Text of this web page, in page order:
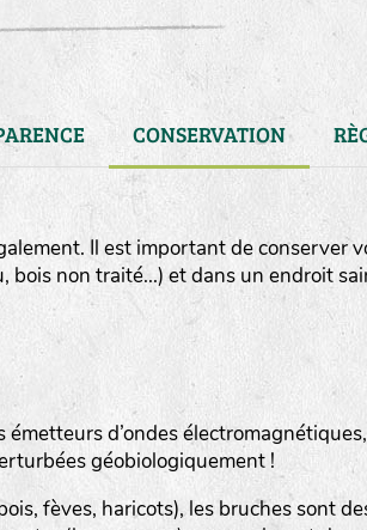
CONSERVATION
:FBEL20BPA1A (en haut à gauche)
étant :
Il est important de conserver
non traité...) et dans un endroit
d’ondes électromagnétiques,
géobiologiquement !
fèves, haricots), les bruches sont